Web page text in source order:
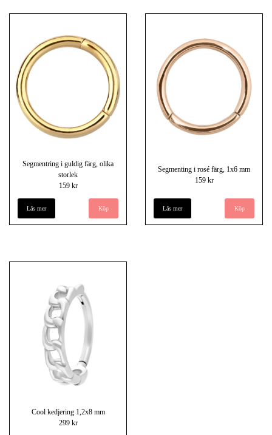
Segmentring i guldig färg, olika
storlek
159 kr
Läs mer Köp
Segmenting i rosé färg, 1x6 mm
159 kr
Läs mer Köp
Cool kedjering 1,2x8 mm
299 kr